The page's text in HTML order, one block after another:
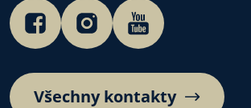
Všechny kontakty